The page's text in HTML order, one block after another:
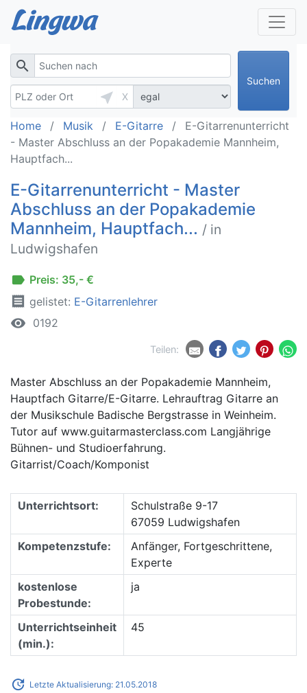
search
near_me
X
Suchen
Home Musik E-Gitarre
E-Gitarrenunterricht
- Master Abschluss an der Popakademie Mannheim,
Hauptfach...
E-Gitarrenunterricht - Master
Abschluss an der Popakademie
Mannheim, Hauptfach... / in
Ludwigshafen
label Preis: 35,- €
receipt gelistet: E-Gitarrenlehrer
remove_red_eye 0192
Teilen:
Master Abschluss an der Popakademie Mannheim,
Hauptfach Gitarre/E-Gitarre. Lehrauftrag Gitarre an
der Musikschule Badische Bergstrasse in Weinheim.
Tutor auf www.guitarmasterclass.com Langjährige
Bühnen- und Studioerfahrung.
Gitarrist/Coach/Komponist
Unterrichtsort:
Schulstraße 9-17
67059 Ludwigshafen
Kompetenzstufe:
Anfänger, Fortgeschrittene,
Experte
kostenlose
Probestunde:
ja
Unterrichtseinheit
(min.):
45
update Letzte Aktualisierung: 21.05.2018